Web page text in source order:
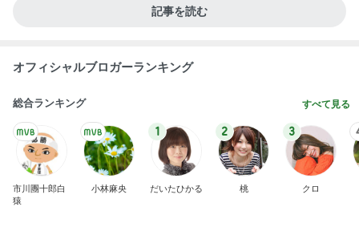
記事を読む
オフィシャルブロガーランキング
総合ランキング すべて見る
市川團十郎白
猿
小林麻央
1
だいたひかる
2
桃
3
クロ